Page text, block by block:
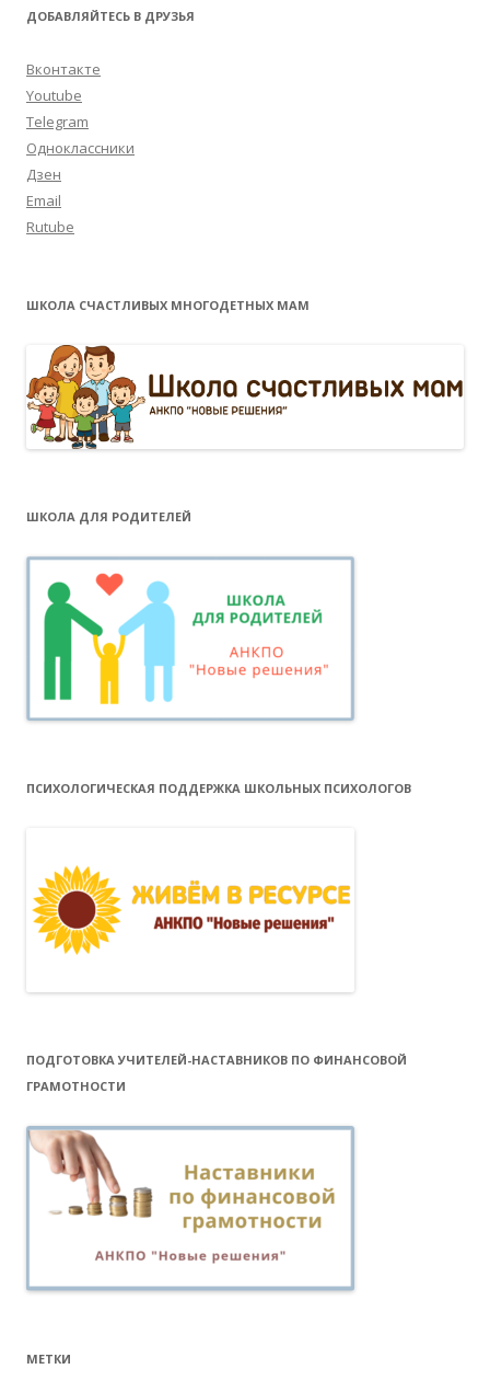
ДОБАВЛЯЙТЕСЬ В ДРУЗЬЯ
Вконтакте
Youtube
Telegram
Одноклассники
Дзен
Email
Rutube
ШКОЛА СЧАСТЛИВЫХ МНОГОДЕТНЫХ МАМ
ШКОЛА ДЛЯ РОДИТЕЛЕЙ
ПСИХОЛОГИЧЕСКАЯ ПОДДЕРЖКА ШКОЛЬНЫХ ПСИХОЛОГОВ
ПОДГОТОВКА УЧИТЕЛЕЙ-НАСТАВНИКОВ ПО ФИНАНСОВОЙ
ГРАМОТНОСТИ
МЕТКИ